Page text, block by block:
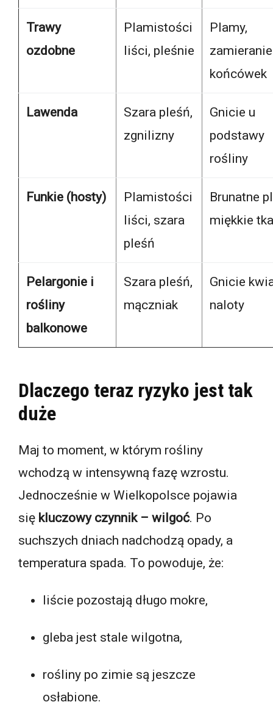
Trawy
ozdobne
Plamistości
liści, pleśnie
Plamy,
zamieranie
końcówek
Lawenda
Szara pleśń,
zgnilizny
Gnicie u
podstawy
rośliny
Funkie (hosty)
Plamistości
liści, szara
pleśń
Brunatne
miękkie
Pelargonie i
rośliny
balkonowe
Szara pleśń,
mączniak
Gnicie
naloty
Dlaczego teraz ryzyko jest tak
duże
Maj to moment, w którym rośliny
wchodzą w intensywną fazę wzrostu.
Jednocześnie w Wielkopolsce pojawia
się kluczowy czynnik – wilgoć. Po
suchszych dniach nadchodzą opady, a
temperatura spada. To powoduje, że:
liście pozostają długo mokre,
gleba jest stale wilgotna,
rośliny po zimie są jeszcze
osłabione.